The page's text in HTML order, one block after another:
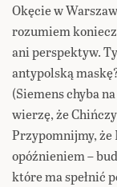
Okęcie w
rozumiem
ani perspektyw.
antypolską
(Siemens chyba
wierzę, że
Przypomnijmy,
opóźnieniem –
które ma spełnić